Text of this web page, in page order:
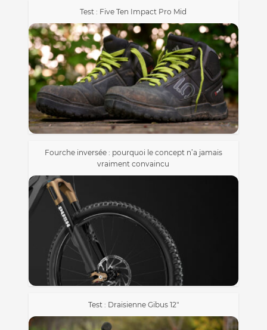
Test : Five Ten Impact Pro Mid
Fourche inversée : pourquoi le concept n’a jamais
vraiment convaincu
Test : Draisienne Gibus 12″